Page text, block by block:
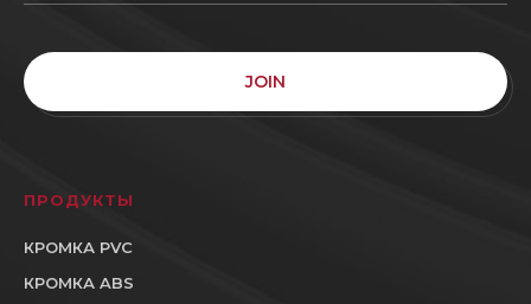
JOIN
ПРОДУКТЫ
КРОМКА PVC
КРОМКА ABS